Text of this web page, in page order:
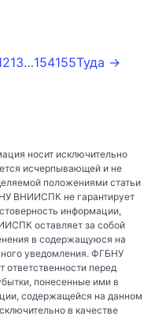
13…154155Туда →
носит исключительно
исчерпывающей и не
положениями статьи
ВНИИСПК не гарантирует
информации,
оставляет за собой
в содержащуюся на
уведомления. ФГБНУ
перед
понесенные ими в
содержащейся на данном
в качестве